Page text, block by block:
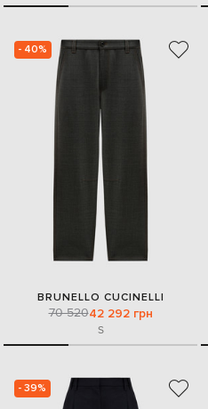
- 40%
BRUNELLO CUCINELLI
70 52042 292 грн
S
- 39%